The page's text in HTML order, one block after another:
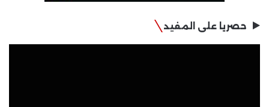
حصريا على المفيد